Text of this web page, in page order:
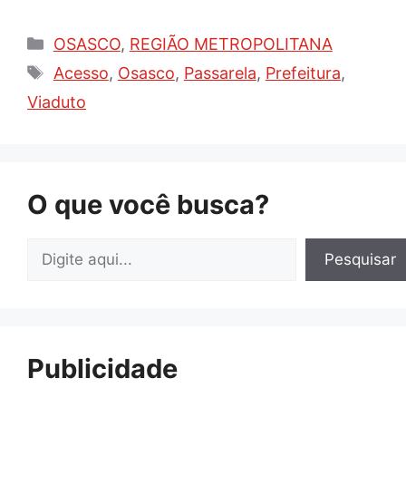
Categorias
OSASCO, REGIÃO METROPOLITANA
Tags
Acesso, Osasco, Passarela, Prefeitura,
Viaduto
O que você busca?
Pesquisar Pesquisar
Publicidade